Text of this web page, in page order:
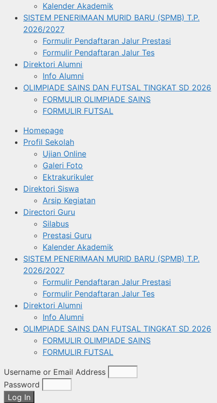
Kalender Akademik
SISTEM PENERIMAAN MURID BARU (SPMB) T.P.
2026/2027
Formulir Pendaftaran Jalur Prestasi
Formulir Pendaftaran Jalur Tes
Direktori Alumni
Info Alumni
OLIMPIADE SAINS DAN FUTSAL TINGKAT SD 2026
FORMULIR OLIMPIADE SAINS
FORMULIR FUTSAL
Homepage
Profil Sekolah
Ujian Online
Galeri Foto
Ektrakurikuler
Direktori Siswa
Arsip Kegiatan
Directori Guru
Silabus
Prestasi Guru
Kalender Akademik
SISTEM PENERIMAAN MURID BARU (SPMB) T.P.
2026/2027
Formulir Pendaftaran Jalur Prestasi
Formulir Pendaftaran Jalur Tes
Direktori Alumni
Info Alumni
OLIMPIADE SAINS DAN FUTSAL TINGKAT SD 2026
FORMULIR OLIMPIADE SAINS
FORMULIR FUTSAL
Username or Email Address
Password
Log In